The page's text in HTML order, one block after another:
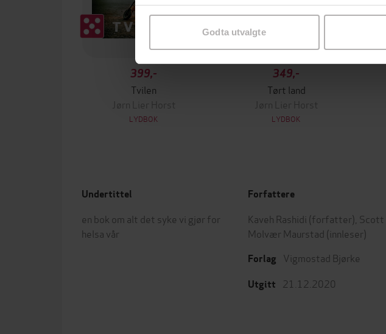
samtykke til spesifikke formål ved å klikke på
Godta utvalgte
399,-
Tvilen
Jørn Lier Horst
LYDBOK
349,-
Tørt land
Jørn Lier Horst
LYDBOK
Undertittel
en bok om alt det syke vi gjør for
helsa vår
Forfattere
Kaveh Rashidi (forfatter), Scott
Molvær Maurstad (innleser)
Forlag Vigmostad Bjørke
Utgitt 21.12.2020